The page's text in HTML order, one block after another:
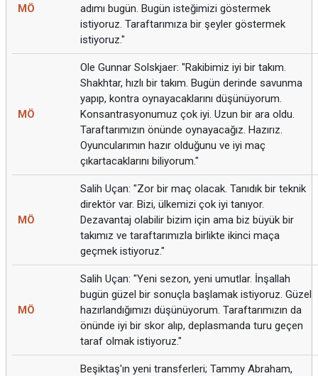
MÖ
adımı bugün. Bugün isteğimizi göstermek
istiyoruz. Taraftarımıza bir şeyler göstermek
istiyoruz."
MÖ
Ole Gunnar Solskjaer: "Rakibimiz iyi bir takım.
Shakhtar, hızlı bir takım. Bugün derinde savunma
yapıp, kontra oynayacaklarını düşünüyorum.
Konsantrasyonumuz çok iyi. Uzun bir ara oldu.
Taraftarımızın önünde oynayacağız. Hazırız.
Oyuncularımın hazır olduğunu ve iyi maç
çıkartacaklarını biliyorum."
MÖ
Salih Uçan: "Zor bir maç olacak. Tanıdık bir teknik
direktör var. Bizi, ülkemizi çok iyi tanıyor.
Dezavantaj olabilir bizim için ama biz büyük bir
takımız ve taraftarımızla birlikte ikinci maça
geçmek istiyoruz."
MÖ
Salih Uçan: "Yeni sezon, yeni umutlar. İnşallah
bugün güzel bir sonuçla başlamak istiyoruz. Güzel
hazırlandığımızı düşünüyorum. Taraftarımızın da
önünde iyi bir skor alıp, deplasmanda turu geçen
taraf olmak istiyoruz."
Beşiktaş'ın yeni transferleri; Tammy Abraham,